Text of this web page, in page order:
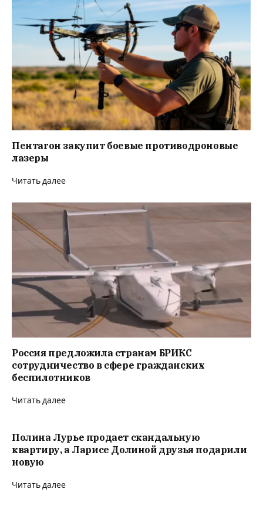
Пентагон закупит боевые противодроновые
лазеры
Читать далее
Россия предложила странам БРИКС
сотрудничество в сфере гражданских
беспилотников
Читать далее
Полина Лурье продает скандальную
квартиру, а Ларисе Долиной друзья подарили
новую
Читать далее